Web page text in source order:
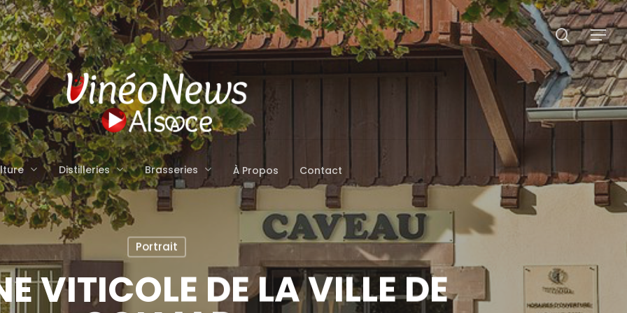
search
Menu
Distilleries Brasseries À Propos Contact
Portrait
VITICOLE DE LA VILLE DE